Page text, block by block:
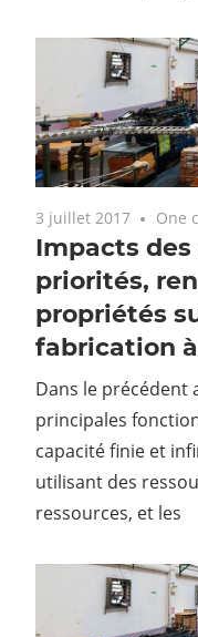
3 juillet 2017 One
Impacts
priorités,
propriétés
fabrication
Dans le précédent
principales
capacité finie et
utilisant des
ressources, et les